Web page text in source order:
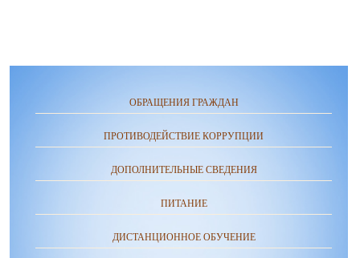
ОБРАЩЕНИЯ ГРАЖДАН
ПРОТИВОДЕЙСТВИЕ КОРРУПЦИИ
ДОПОЛНИТЕЛЬНЫЕ СВЕДЕНИЯ
ПИТАНИЕ
ДИСТАНЦИОННОЕ ОБУЧЕНИЕ